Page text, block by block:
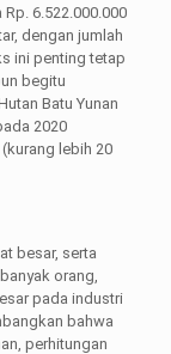
6.522.000.000
dengan jumlah
ini penting tetap
begitu
Batu Yunan
2020
lebih 20
besar, serta
orang,
pada industri
bahwa
perhitungan